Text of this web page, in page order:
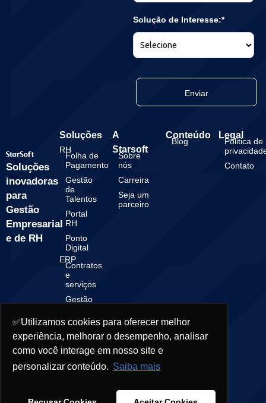
✅Utilizamos cookies para oferecer melhor
experiência, melhorar o desempenho, analisar
como você interage em nosso site e
personalizar conteúdo. Saiba mais
Solução de Interesse:*
Enviar
Soluções
inovadoras
para
Gestão
Empresarial
e de RH
Soluções
RH
Folha de
Pagamento
Gestão
de
Talentos
Portal
RH
Ponto
Digital
ERP
Contratos
e
serviços
Gestão
Gestão
Contábil
A
Starsoft
Sobre
nós
Carreira
Seja um
parceiro
Conteúdo
Blog
Legal
Politica de
Contato